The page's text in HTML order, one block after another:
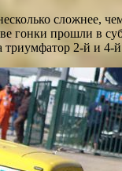
сложнее,
прошли в
триумфатор 2-й и 4-й